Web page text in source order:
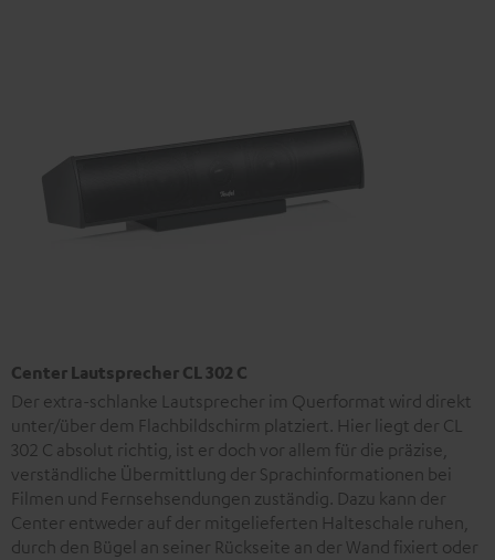
Center Lautsprecher CL 302 C
Der extra-schlanke Lautsprecher im Querformat wird direkt
unter/über dem Flachbildschirm platziert. Hier liegt der CL
302 C absolut richtig, ist er doch vor allem für die präzise,
verständliche Übermittlung der Sprachinformationen bei
Filmen und Fernsehsendungen zuständig. Dazu kann der
Center entweder auf der mitgelieferten Halteschale ruhen,
durch den Bügel an seiner Rückseite an der Wand fixiert oder